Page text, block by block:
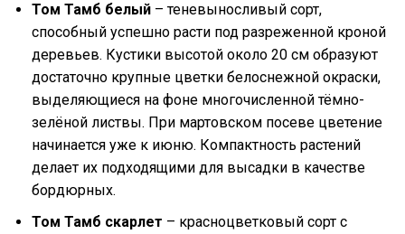
Том Тамб белый – теневыносливый сорт,
способный успешно расти под разреженной кроной
деревьев. Кустики высотой около 20 см образуют
достаточно крупные цветки белоснежной окраски,
выделяющиеся на фоне многочисленной тёмно-
зелёной листвы. При мартовском посеве цветение
начинается уже к июню. Компактность растений
делает их подходящими для высадки в качестве
бордюрных.
Том Тамб скарлет – красноцветковый сорт с